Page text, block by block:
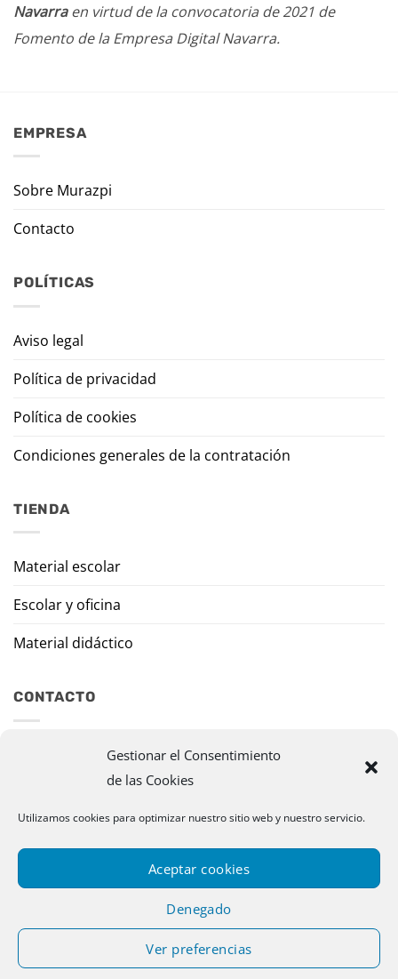
Gestionar el Consentimiento
de las Cookies
Utilizamos cookies para optimizar nuestro sitio web y nuestro servicio.
Aceptar cookies
Denegado
Ver preferencias
Navarraen virtud de la convocatoria de 2021 de
Fomento de la Empresa Digital Navarra.
EMPRESA
Sobre Murazpi
Contacto
POLÍTICAS
Aviso legal
Política de privacidad
Política de cookies
Condiciones generales de la contratación
TIENDA
Material escolar
Escolar y oficina
Material didáctico
CONTACTO
Travesía Tomas de Burgui, 8 31013 Ansoáin (Navarra)
948 234 436 – 623 195 518